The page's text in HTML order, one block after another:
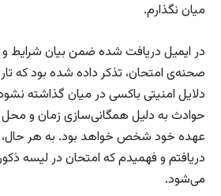
میان نگذارم.
در ایمیل دریافت شده ضمن بیان شرایط
صحنه‌ی امتحان، تذکر داده شده بود که
دلایل امنیتی باکسی در میان گذاشته
حوادث به دلیل همگانی‌سازی زمان و محل
عهده خود شخص خواهد بود. به هر حال،
دریافتم و فهمیدم که امتحان در لیسه
می‌شود.